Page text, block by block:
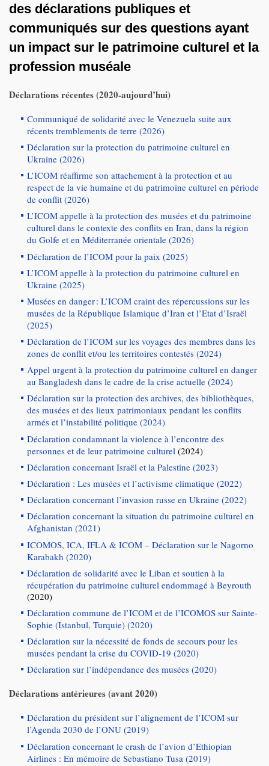
des déclarations publiques et
communiqués sur des questions ayant
un impact sur le patrimoine culturel et la
profession muséale
Déclarations récentes (2020-aujourd’hui)
Communiqué de solidarité avec le Venezuela suite aux
récents tremblements de terre (2026)
Déclaration sur la protection du patrimoine culturel en
Ukraine (2026)
L’ICOM réaffirme son attachement à la protection et au
respect de la vie humaine et du patrimoine culturel en période
de conflit (2026)
L’ICOM appelle à la protection des musées et du patrimoine
culturel dans le contexte des conflits en Iran, dans la région
du Golfe et en Méditerranée orientale (2026)
Déclaration de l’ICOM pour la paix (2025)
L’ICOM appelle à la protection du patrimoine culturel en
Ukraine (2025)
Musées en danger : L’ICOM craint des répercussions sur les
musées de la République Islamique d’Iran et l’Etat d’Israël
(2025)
Déclaration de l’ICOM sur les voyages des membres dans les
zones de conflit et/ou les territoires contestés (2024)
Appel urgent à la protection du patrimoine culturel en danger
au Bangladesh dans le cadre de la crise actuelle (2024)
Déclaration sur la protection des archives, des bibliothèques,
des musées et des lieux patrimoniaux pendant les conflits
armés et l’instabilité politique (2024)
Déclaration condamnant la violence à l’encontre des
personnes et de leur patrimoine culturel (2024)
Déclaration concernant Israël et la Palestine (2023)
Déclaration : Les musées et l’activisme climatique (2022)
Déclaration concernant l’invasion russe en Ukraine (2022)
Déclaration concernant la situation du patrimoine culturel en
Afghanistan (2021)
ICOMOS, ICA, IFLA & ICOM – Déclaration sur le Nagorno
Karabakh (2020)
Déclaration de solidarité avec le Liban et soutien à la
récupération du patrimoine culturel endommagé à Beyrouth
(2020)
Déclaration commune de l’ICOM et de l’ICOMOS sur Sainte-
Sophie (Istanbul, Turquie) (2020)
Déclaration sur la nécessité de fonds de secours pour les
musées pendant la crise du COVID-19 (2020)
Déclaration sur l’indépendance des musées (2020)
Déclarations antérieures (avant 2020)
Déclaration du président sur l’alignement de l’ICOM sur
l’Agenda 2030 de l’ONU (2019)
Déclaration concernant le crash de l’avion d’Ethiopian
Airlines : En mémoire de Sebastiano Tusa (2019)